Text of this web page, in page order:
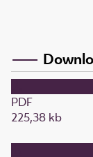
PDF
225,38 kb